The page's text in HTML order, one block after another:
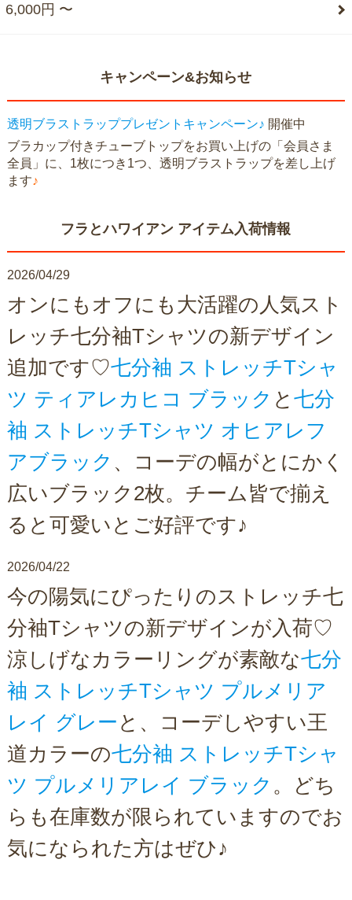
6,000円 〜
キャンペーン&お知らせ
透明ブラストラッププレゼントキャンペーン♪ 開催中
ブラカップ付きチューブトップをお買い上げの「会員さま
全員」に、1枚につき1つ、透明ブラストラップを差し上げ
ます♪
フラとハワイアン アイテム入荷情報
2026/04/29
オンにもオフにも大活躍の人気スト
レッチ七分袖Tシャツの新デザイン
追加です♡七分袖 ストレッチTシャ
ツ ティアレカヒコ ブラック と 七分
袖 ストレッチTシャツ オヒアレフ
アブラック 、コーデの幅がとにかく
広いブラック2枚。チーム皆で揃え
ると可愛いとご好評です♪
2026/04/22
今の陽気にぴったりのストレッチ七
分袖Tシャツの新デザインが入荷♡
涼しげなカラーリングが素敵な七分
袖 ストレッチTシャツ プルメリア
レイ グレー と、コーデしやすい王
道カラーの七分袖 ストレッチTシャ
ツ プルメリアレイ ブラック 。どち
らも在庫数が限られていますのでお
気になられた方はぜひ♪